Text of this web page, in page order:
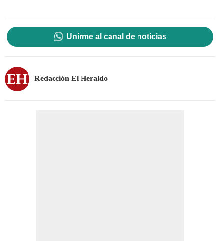
Unirme al canal de noticias
Redacción El Heraldo